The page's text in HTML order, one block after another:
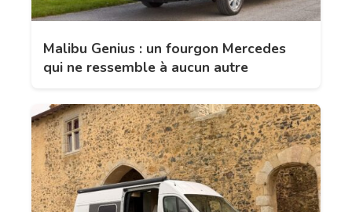
Malibu Genius : un fourgon Mercedes
qui ne ressemble à aucun autre